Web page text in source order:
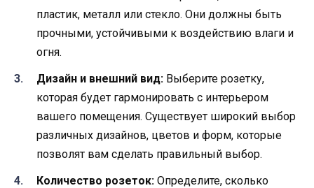
пластик, металл или стекло. Они должны быть
прочными, устойчивыми к воздействию влаги и
огня.
Дизайн и внешний вид: Выберите розетку,
которая будет гармонировать с интерьером
вашего помещения. Существует широкий выбор
различных дизайнов, цветов и форм, которые
позволят вам сделать правильный выбор.
Количество розеток: Определите, сколько